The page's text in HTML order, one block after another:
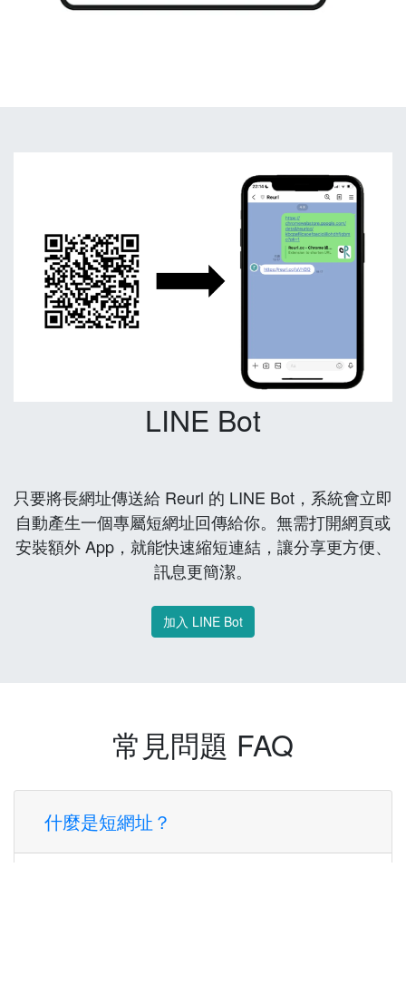
LINE Bot
只要將長網址傳送給 Reurl 的 LINE Bot，系統會立即
自動產生一個專屬短網址回傳給你。無需打開網頁或
安裝額外 App，就能快速縮短連結，讓分享更方便、
訊息更簡潔。
加入 LINE Bot
常見問題 FAQ
什麼是短網址？